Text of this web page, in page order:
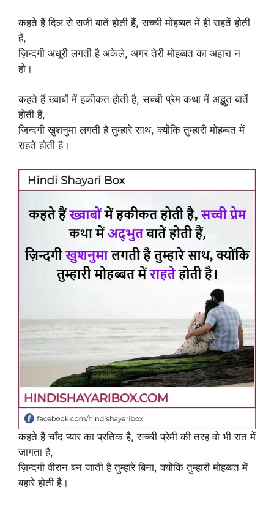
कहते हैं दिल से सजी बातें होती हैं, सच्ची मोहब्बत में ही राहतें होती
हैं,
ज़िन्दगी अधूरी लगती है अकेले, अगर तेरी मोहब्बत का अहारा न
हो।
कहते हैं ख्वाबों में हकीकत होती है, सच्ची प्रेम कथा में अद्भुत बातें
होती हैं,
ज़िन्दगी खुशनुमा लगती है तुम्हारे साथ, क्योंकि तुम्हारी मोहब्बत में
राहते होती है।
कहते हैं चाँद प्यार का प्रतिक है, सच्ची प्रेमी की तरह वो भी रात में
जागता है,
ज़िन्दगी वीरान बन जाती है तुम्हारे बिना, क्योंकि तुम्हारी मोहब्बत में
बहारे होती है।